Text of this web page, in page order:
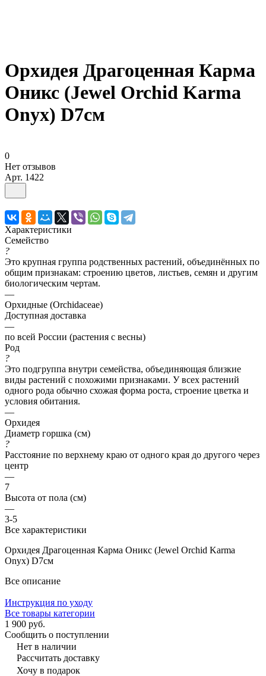
Орхидея Драгоценная Карма
Оникс (Jewel Orchid Karma
Onyx) D7см
0
Нет отзывов
Арт. 1422
Характеристики
Семейство
?
Это крупная группа родственных растений, объединённых по
общим признакам: строению цветов, листьев, семян и другим
биологическим чертам.
—
Орхидные (Orchidaceae)
Доступная доставка
—
по всей России (растения с весны)
Род
?
Это подгруппа внутри семейства, объединяющая близкие
виды растений с похожими признаками. У всех растений
одного рода обычно схожая форма роста, строение цветка и
условия обитания.
—
Орхидея
Диаметр горшка (см)
?
Расстояние по верхнему краю от одного края до другого через
центр
—
7
Высота от пола (см)
—
3-5
Все характеристики
Орхидея Драгоценная Карма Оникс (Jewel Orchid Karma
Onyx) D7см
Все описание
Инструкция по уходу
Все товары категории
1 900 руб.
Сообщить о поступлении
Нет в наличии
Рассчитать доставку
Хочу в подарок